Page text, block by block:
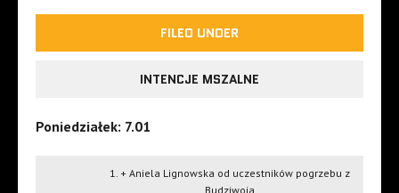
FILED UNDER
INTENCJE MSZALNE
Poniedziałek: 7.01
1. + Aniela Lignowska od uczestników pogrzebu z
Budziwoja